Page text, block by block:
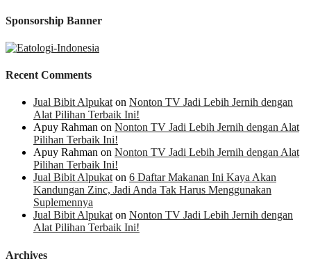
Sponsorship Banner
Recent Comments
Jual Bibit Alpukat on Nonton TV Jadi Lebih Jernih dengan
Alat Pilihan Terbaik Ini!
Apuy Rahman on Nonton TV Jadi Lebih Jernih dengan Alat
Pilihan Terbaik Ini!
Apuy Rahman on Nonton TV Jadi Lebih Jernih dengan Alat
Pilihan Terbaik Ini!
Jual Bibit Alpukat on 6 Daftar Makanan Ini Kaya Akan
Kandungan Zinc, Jadi Anda Tak Harus Menggunakan
Suplemennya
Jual Bibit Alpukat on Nonton TV Jadi Lebih Jernih dengan
Alat Pilihan Terbaik Ini!
Archives